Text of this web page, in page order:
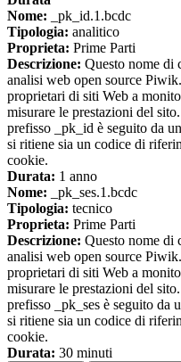
Nome: _pk_id.1.bcdc
Tipologia: analitico
Proprieta: Prime Parti
Descrizione: Questo nome di
analisi web open source
proprietari di siti Web a
misurare le prestazioni del
prefisso _pk_id è seguito da
si ritiene sia un codice di
cookie.
Durata: 1 anno
Nome: _pk_ses.1.bcdc
Tipologia: tecnico
Proprieta: Prime Parti
Descrizione: Questo nome di
analisi web open source
proprietari di siti Web a
misurare le prestazioni del
prefisso _pk_ses è seguito da
si ritiene sia un codice di
cookie.
Durata: 30 minuti